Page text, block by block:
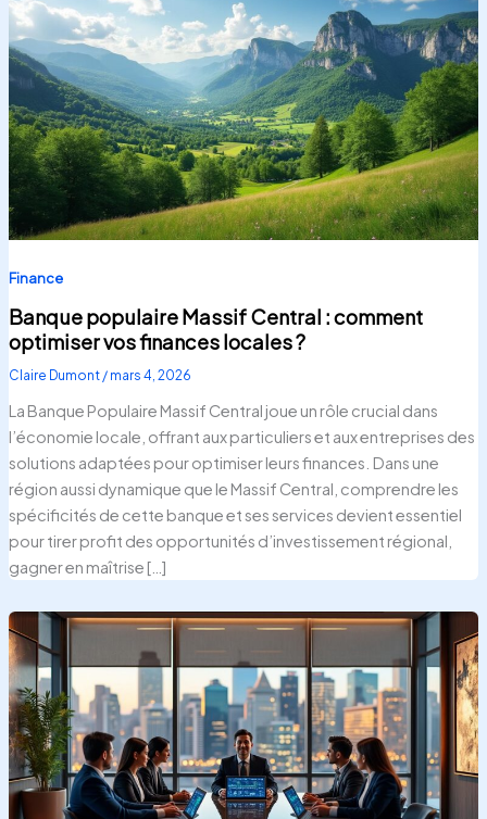
Finance
Banque populaire Massif Central : comment
optimiser vos finances locales ?
Claire Dumont / mars 4, 2026
La Banque Populaire Massif Central joue un rôle crucial dans
l’économie locale, offrant aux particuliers et aux entreprises des
solutions adaptées pour optimiser leurs finances. Dans une
région aussi dynamique que le Massif Central, comprendre les
spécificités de cette banque et ses services devient essentiel
pour tirer profit des opportunités d’investissement régional,
gagner en maîtrise […]